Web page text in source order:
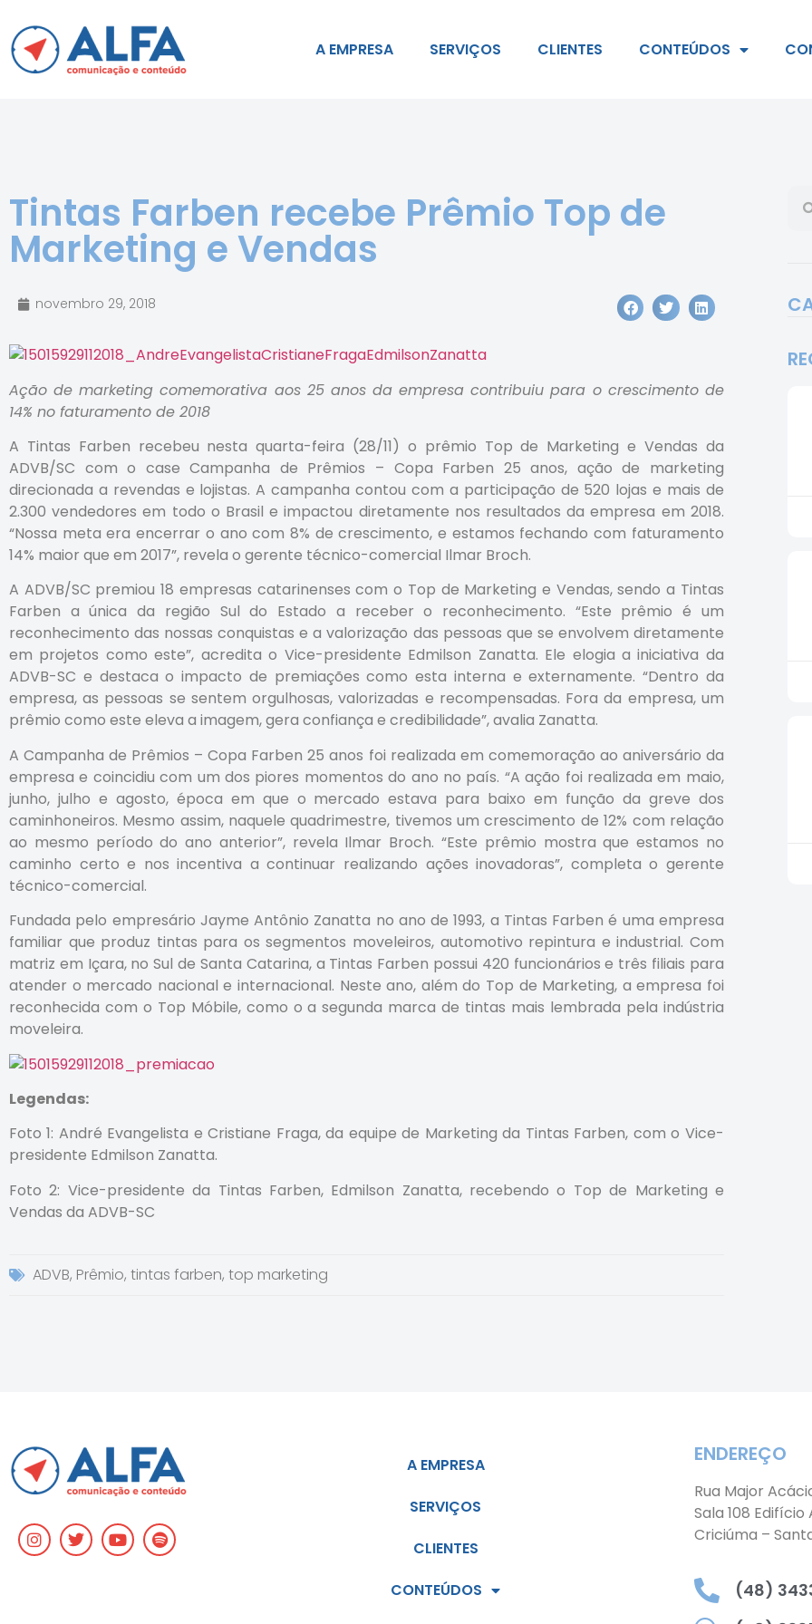
A EMPRESA SERVIÇOS CLIENTES CONTEÚDOS
Tintas Farben recebe Prêmio Top de
Marketing e Vendas
novembro 29, 2018
Ação de marketing comemorativa aos 25 anos da empresa contribuiu para o crescimento de
14% no faturamento de 2018
A Tintas Farben recebeu nesta quarta-feira (28/11) o prêmio Top de Marketing e Vendas da
ADVB/SC com o case Campanha de Prêmios – Copa Farben 25 anos, ação de marketing
direcionada a revendas e lojistas. A campanha contou com a participação de 520 lojas e mais de
2.300 vendedores em todo o Brasil e impactou diretamente nos resultados da empresa em 2018.
“Nossa meta era encerrar o ano com 8% de crescimento, e estamos fechando com faturamento
14% maior que em 2017”, revela o gerente técnico-comercial Ilmar Broch.
A ADVB/SC premiou 18 empresas catarinenses com o Top de Marketing e Vendas, sendo a Tintas
Farben a única da região Sul do Estado a receber o reconhecimento. “Este prêmio é um
reconhecimento das nossas conquistas e a valorização das pessoas que se envolvem diretamente
em projetos como este”, acredita o Vice-presidente Edmilson Zanatta. Ele elogia a iniciativa da
ADVB-SC e destaca o impacto de premiações como esta interna e externamente. “Dentro da
empresa, as pessoas se sentem orgulhosas, valorizadas e recompensadas. Fora da empresa, um
prêmio como este eleva a imagem, gera confiança e credibilidade”, avalia Zanatta.
A Campanha de Prêmios – Copa Farben 25 anos foi realizada em comemoração ao aniversário da
empresa e coincidiu com um dos piores momentos do ano no país. “A ação foi realizada em maio,
junho, julho e agosto, época em que o mercado estava para baixo em função da greve dos
caminhoneiros. Mesmo assim, naquele quadrimestre, tivemos um crescimento de 12% com relação
ao mesmo período do ano anterior”, revela Ilmar Broch. “Este prêmio mostra que estamos no
caminho certo e nos incentiva a continuar realizando ações inovadoras”, completa o gerente
técnico-comercial.
Fundada pelo empresário Jayme Antônio Zanatta no ano de 1993, a Tintas Farben é uma empresa
familiar que produz tintas para os segmentos moveleiros, automotivo repintura e industrial. Com
matriz em Içara, no Sul de Santa Catarina, a Tintas Farben possui 420 funcionários e três filiais para
atender o mercado nacional e internacional. Neste ano, além do Top de Marketing, a empresa foi
reconhecida com o Top Móbile, como o a segunda marca de tintas mais lembrada pela indústria
moveleira.
Legendas:
Foto 1: André Evangelista e Cristiane Fraga, da equipe de Marketing da Tintas Farben, com o Vice-
presidente Edmilson Zanatta.
Foto 2: Vice-presidente da Tintas Farben, Edmilson Zanatta, recebendo o Top de Marketing e
Vendas da ADVB-SC
ADVB, Prêmio, tintas farben, top marketing
A EMPRESA
SERVIÇOS
CLIENTES
CONTEÚDOS
ENDEREÇO
Rua Major
Sala 108
Criciúma –
(48)